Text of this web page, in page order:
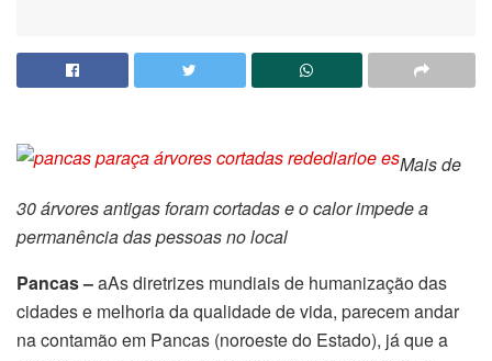
Mais de
30 árvores antigas foram cortadas e o calor impede a
permanência das pessoas no local
Pancas –aAs diretrizes mundiais de humanização das
cidades e melhoria da qualidade de vida, parecem andar
na contamão em Pancas (noroeste do Estado), já que a